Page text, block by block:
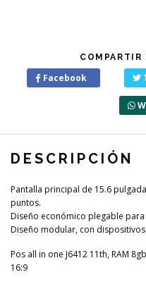
COMPARTIR
Facebook
DESCRIPCIÓN
Pantalla principal de 15.6
puntos.
Diseño económico plegable
Diseño modular, con
Pos all in one J6412 11th, RAM
16:9